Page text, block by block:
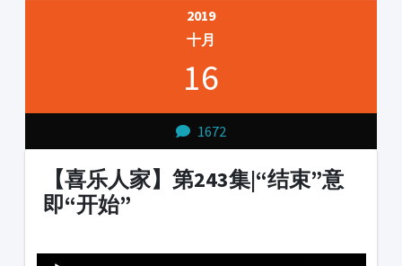
2019
十月
16
1672
【喜乐人家】第243集|“结束”意
即“开始”
Player